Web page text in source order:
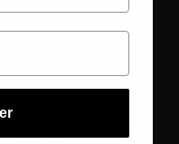
acceptez la politique de